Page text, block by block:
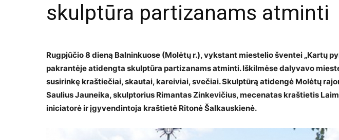
skulptūra partizanams atminti
Rugpjūčio 8 dieną Balninkuose (Molėtų r.), vykstant miestelio šventei „Kartų
pakrantėje atidengta skulptūra partizanams atminti. Iškilmėse dalyvavo
susirinkę kraštiečiai, skautai, kareiviai, svečiai. Skulptūrą atidengė Molėtų
Saulius Jauneika, skulptorius Rimantas Zinkevičius, mecenatas kraštietis
iniciatorė ir įgyvendintoja kraštietė Ritonė Šalkauskienė.